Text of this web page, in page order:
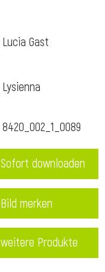
Lucia Gast
Lysienna
8420_002_1_0089
Sofort downloaden
Bild merken
weitere Produkte